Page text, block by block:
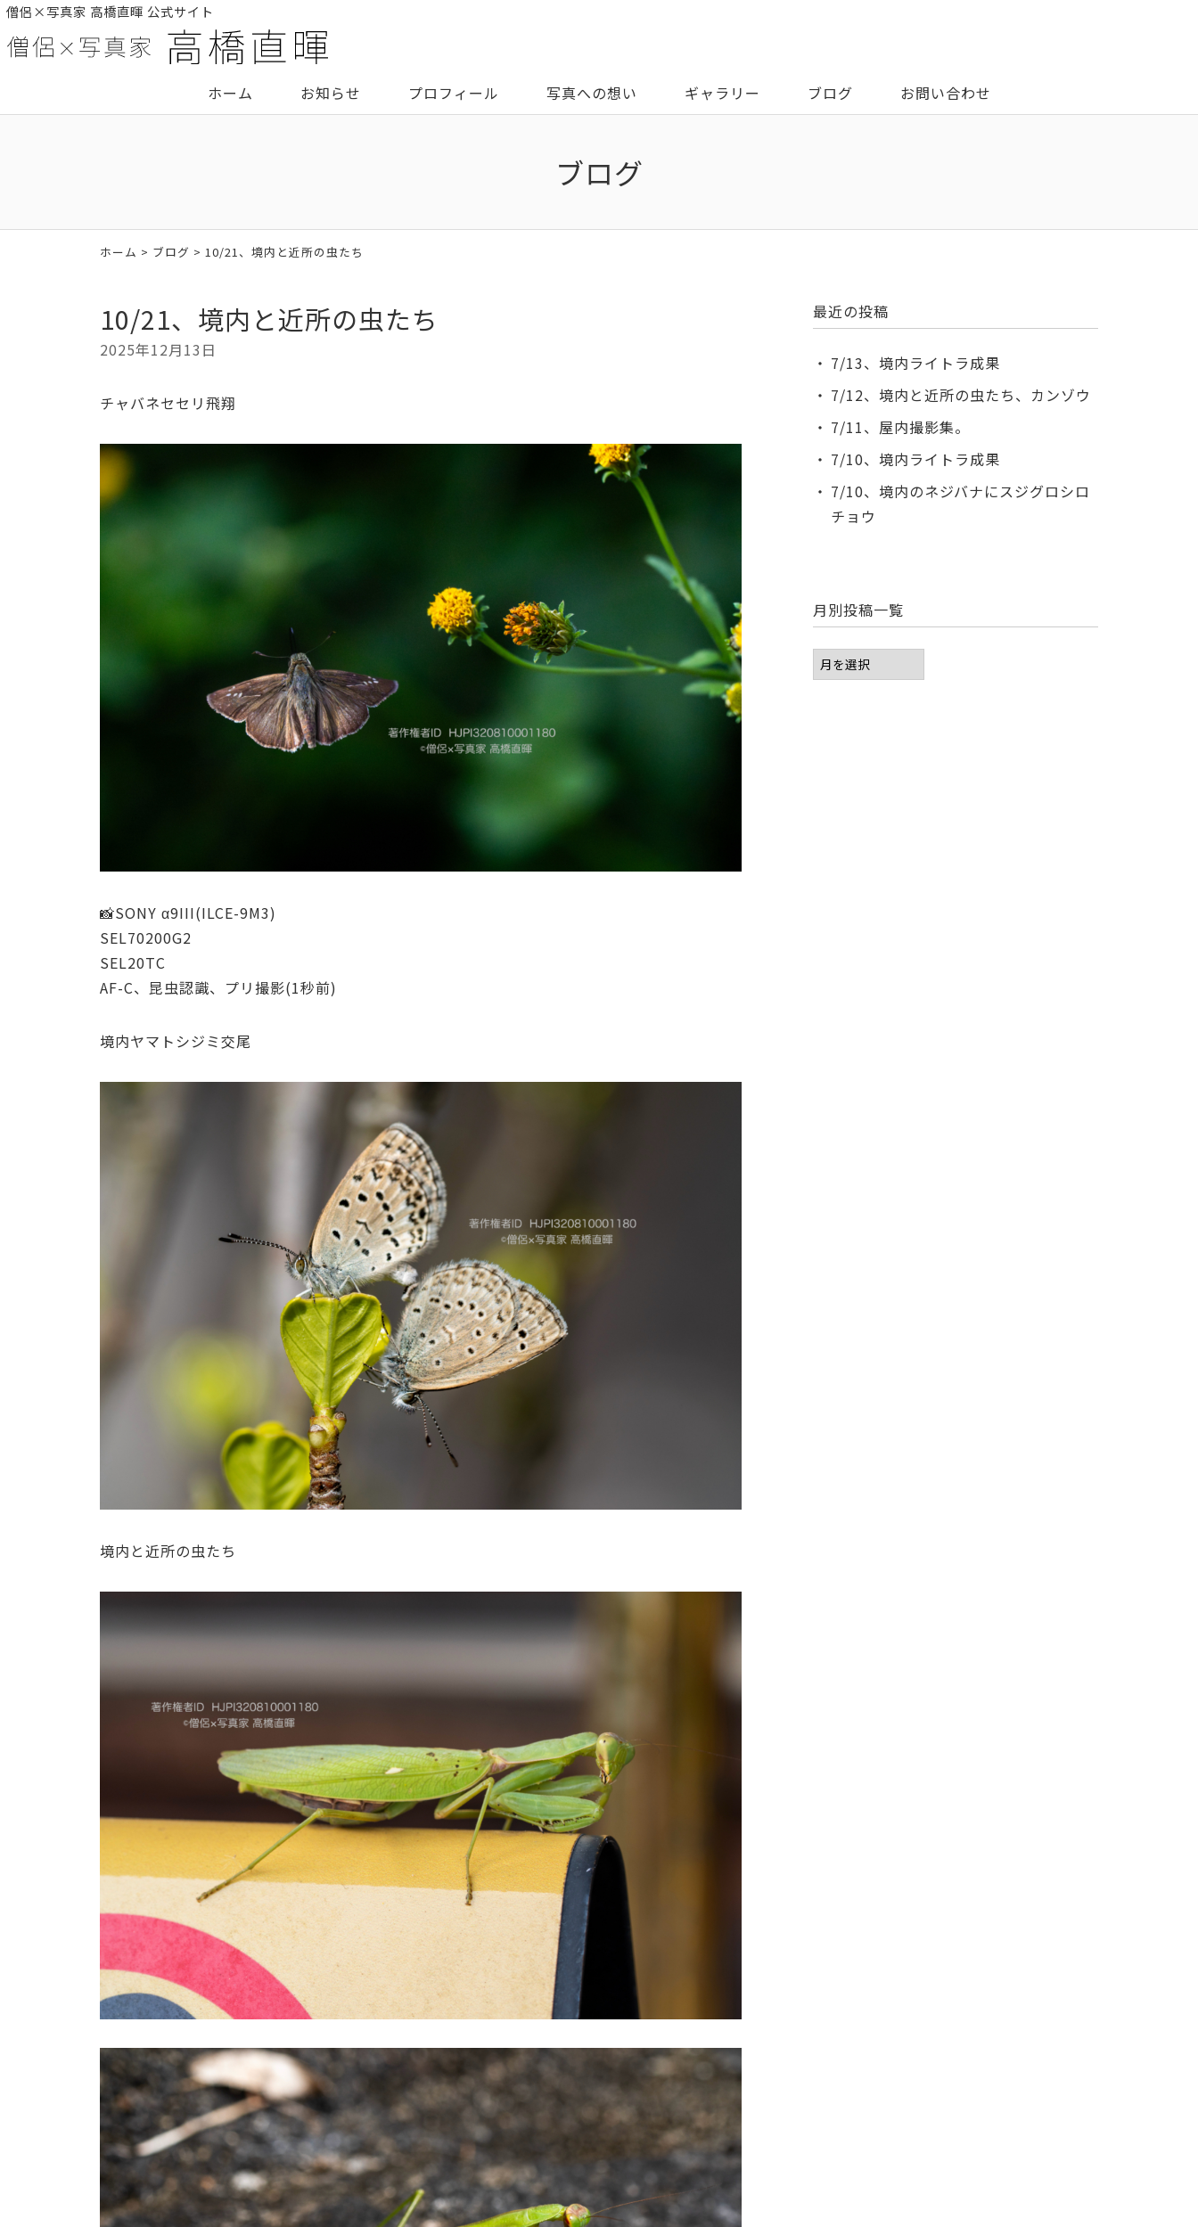
僧侶×写真家 高橋直暉 公式サイト
ホーム お知らせ プロフィール 写真への想い ギャラリー ブログ お問い合わせ
ブログ
ホーム > ブログ > 10/21、境内と近所の虫たち
10/21、境内と近所の虫たち
2025年12月13日
チャバネセセリ飛翔
📸SONY α9III(ILCE-9M3)
SEL70200G2
SEL20TC
AF-C、昆虫認識、プリ撮影(1秒前)
境内ヤマトシジミ交尾
境内と近所の虫たち
最近の投稿
7/13、境内ライトラ成果
7/12、境内と近所の虫たち、カンゾウ
7/11、屋内撮影集。
7/10、境内ライトラ成果
7/10、境内のネジバナにスジグロシロ
チョウ
月別投稿一覧